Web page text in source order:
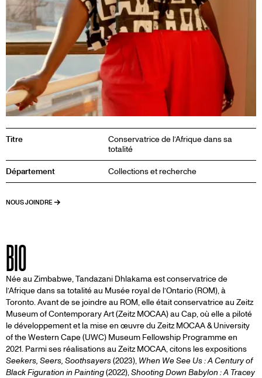
Titre
Conservatrice de l’Afrique dans sa
totalité
Département Collections et recherche
NOUS JOINDRE
BIO
Née au Zimbabwe, Tandazani Dhlakama est conservatrice de
l’Afrique dans sa totalité au Musée royal de l’Ontario (ROM), à
Toronto. Avant de se joindre au ROM, elle était conservatrice au Zeitz
Museum of Contemporary Art (Zeitz MOCAA) au Cap, où elle a piloté
le développement et la mise en œuvre du Zeitz MOCAA & University
of the Western Cape (UWC) Museum Fellowship Programme en
2021. Parmi ses réalisations au Zeitz MOCAA, citons les expositions
Seekers, Seers, Soothsayers(2023), When We See Us : A Century of
Black Figuration in Painting(2022),Shooting Down Babylon : A Tracey